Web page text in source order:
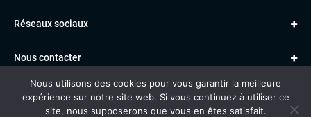
A3
Le garage TBV
Location TBV
Réseaux sociaux
Nous contacter
Données personnelles Mentions légales
Voitures vendues
Nous utilisons des cookies pour vous garantir la meilleure
expérience sur notre site web. Si vous continuez à utiliser ce
site, nous supposerons que vous en êtes satisfait.